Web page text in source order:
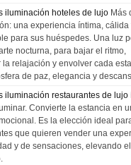
iluminación hoteles de lujo Más
una experiencia íntima, cálida
para sus huéspedes. Una luz
nocturna, para bajar el ritmo,
la relajación y envolver cada
de paz, elegancia y
iluminación restaurantes de lujo
Convierte la estancia en
Es la elección ideal
que quieren vender una
y de sensaciones, elevando